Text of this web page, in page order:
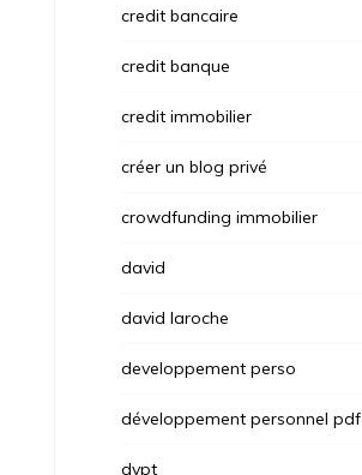
credit bancaire
credit banque
credit immobilier
créer un blog privé
crowdfunding immobilier
david
david laroche
developpement perso
développement personnel pdf
dvpt